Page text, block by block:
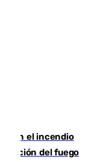
en el incendio
del fuego